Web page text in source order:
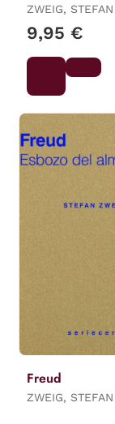
ZWEIG, STEFAN
9,95 €
Freud
ZWEIG, STEFAN